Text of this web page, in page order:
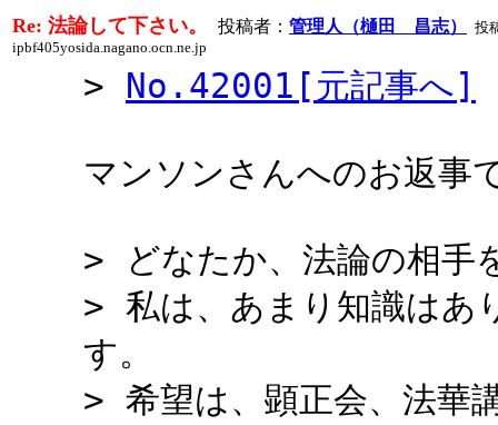
Re: 法論して下さい。 投稿者： 管理人（樋田 昌志）
投
ipbf405yosida.nagano.ocn.ne.jp
> No.42001[元記事へ]
マンソンさんへのお返事
> どなたか、法論の相手
> 私は、あまり知識はあ
す。
> 希望は、顕正会、法華